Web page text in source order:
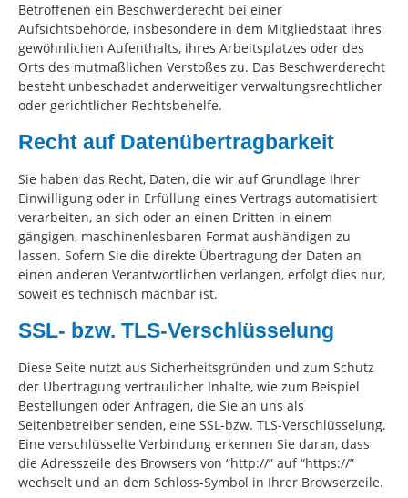
Betroffenen ein Beschwerderecht bei einer
Aufsichtsbehörde, insbesondere in dem Mitgliedstaat ihres
gewöhnlichen Aufenthalts, ihres Arbeitsplatzes oder des
Orts des mutmaßlichen Verstoßes zu. Das Beschwerderecht
besteht unbeschadet anderweitiger verwaltungsrechtlicher
oder gerichtlicher Rechtsbehelfe.
Recht auf Datenübertragbarkeit
Sie haben das Recht, Daten, die wir auf Grundlage Ihrer
Einwilligung oder in Erfüllung eines Vertrags automatisiert
verarbeiten, an sich oder an einen Dritten in einem
gängigen, maschinenlesbaren Format aushändigen zu
lassen. Sofern Sie die direkte Übertragung der Daten an
einen anderen Verantwortlichen verlangen, erfolgt dies nur,
soweit es technisch machbar ist.
SSL- bzw. TLS-Verschlüsselung
Diese Seite nutzt aus Sicherheitsgründen und zum Schutz
der Übertragung vertraulicher Inhalte, wie zum Beispiel
Bestellungen oder Anfragen, die Sie an uns als
Seitenbetreiber senden, eine SSL-bzw. TLS-Verschlüsselung.
Eine verschlüsselte Verbindung erkennen Sie daran, dass
die Adresszeile des Browsers von “http://” auf “https://”
wechselt und an dem Schloss-Symbol in Ihrer Browserzeile.